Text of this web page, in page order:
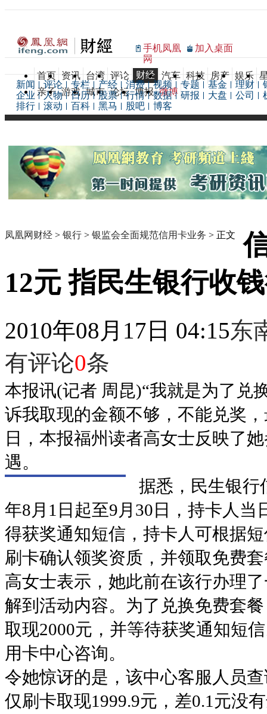
手机凤凰
网
加入桌面
首页 资讯 台湾 评论 财经 汽车 科技 房产 娱乐
亲子 游戏 城市 论坛 博报 微博
新闻 评论 专栏 产经 消费 视频 专题 基金 理财
企业
人物 日历 股票 行情 数据 研报 大盘 公司
排行
滚动 百科 黑马 股吧 博客
凤凰网财经 > 银行 > 银监会全面规范信用卡业务 > 正文
12元 指民生银行收
2010年08月17日 04:15东
有评论0条
本报讯(记者 周昆)“我就是为了兑
诉我取现的金额不够，不能兑奖
日，本报福州读者高女士反映了
遇。
据悉，民生银行
年8月1日起至9月30日，持卡人
得获奖通知短信，持卡人可根据
刷卡确认领奖资质，并领取免费
高女士表示，她此前在该行办理
解到活动内容。为了兑换免费套
取现2000元，并等待获奖通知短
用卡中心咨询。
令她惊讶的是，该中心客服人员
仅刷卡取现1999.9元，差0.1元没